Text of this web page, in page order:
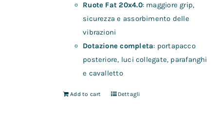
Ruote Fat 20x4.0: maggiore grip,
sicurezza e assorbimento delle
vibrazioni
Dotazione completa: portapacco
posteriore, luci collegate, parafanghi
e cavalletto
Add to cart Dettagli